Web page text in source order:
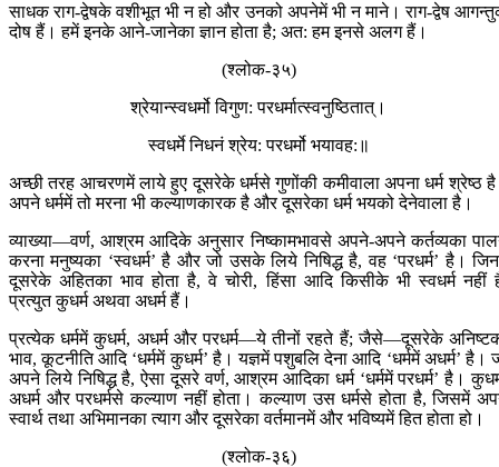
साधक राग-द्वेषके वशीभूत भी न हो और उनको अपनेमें भी न माने। राग-द्वेष
दोष हैं। हमें इनके आने-जानेका ज्ञान होता है; अत: हम इनसे अलग हैं।
(श्लोक-३५)
श्रेयान्स्वधर्मो विगुण: परधर्मात्स्वनुष्ठितात्।
स्वधर्मे निधनं श्रेय: परधर्मो भयावह:॥
अच्छी तरह आचरणमें लाये हुए दूसरेके धर्मसे गुणोंकी कमीवाला अपना धर्म श्रेष्ठ
अपने धर्ममें तो मरना भी कल्याणकारक है और दूसरेका धर्म भयको देनेवाला है।
व्याख्या—वर्ण, आश्रम आदिके अनुसार निष्कामभावसे अपने-अपने कर्तव्यका
करना मनुष्यका ‘स्वधर्म’ है और जो उसके लिये निषिद्ध है, वह ‘परधर्म’ है।
दूसरेके अहितका भाव होता है, वे चोरी, हिंसा आदि किसीके भी स्वधर्म नहीं
प्रत्युत कुधर्म अथवा अधर्म हैं।
प्रत्येक धर्ममें कुधर्म, अधर्म और परधर्म—ये तीनों रहते हैं; जैसे—दूसरेके
भाव, कूटनीति आदि ‘धर्ममें कुधर्म’ है। यज्ञमें पशुबलि देना आदि ‘धर्ममें अधर्म’ है।
अपने लिये निषिद्ध है, ऐसा दूसरे वर्ण, आश्रम आदिका धर्म ‘धर्ममें परधर्म’ है।
अधर्म और परधर्मसे कल्याण नहीं होता। कल्याण उस धर्मसे होता है, जिसमें
स्वार्थ तथा अभिमानका त्याग और दूसरेका वर्तमानमें और भविष्यमें हित होता हो।
(श्लोक-३६)